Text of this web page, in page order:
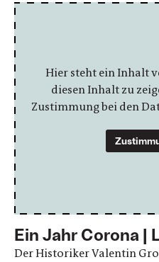
Hier steht ein Inhalt
diesen Inhalt zu
Zustimmung bei den
Ein Jahr Corona |
Der Historiker Valentin